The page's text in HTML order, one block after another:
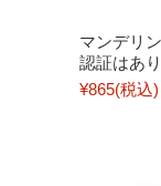
マンデリ
認証はあ
¥865(税込)